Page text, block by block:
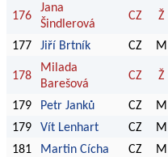
176
Jana
Šindlerová
CZ Ž
177 Jiří Brtník CZ M
178
Milada
Barešová
CZ Ž
179 Petr Janků CZ M
179
Vít Lenhart CZ M
181
Martin Cícha CZ M